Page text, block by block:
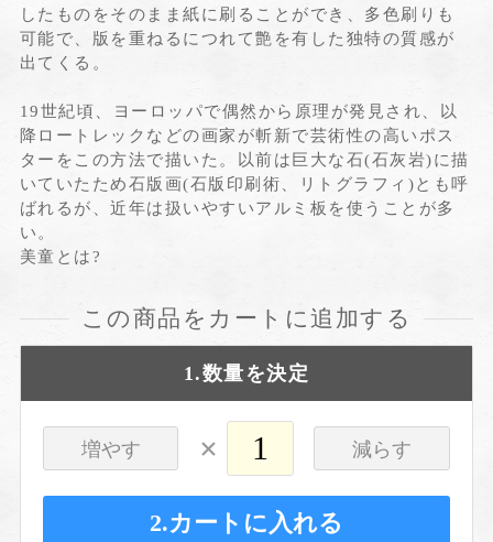
したものをそのまま紙に刷ることができ、多色刷りも
可能で、版を重ねるにつれて艶を有した独特の質感が
出てくる。
19世紀頃、ヨーロッパで偶然から原理が発見され、以
降ロートレックなどの画家が斬新で芸術性の高いポス
ターをこの方法で描いた。以前は巨大な石(石灰岩)に描
いていたため石版画(石版印刷術、リトグラフィ)とも呼
ばれるが、近年は扱いやすいアルミ板を使うことが多
い。
美童とは?
この商品をカートに追加する
1.数量を決定
増やす × 減らす
2.カートに入れる